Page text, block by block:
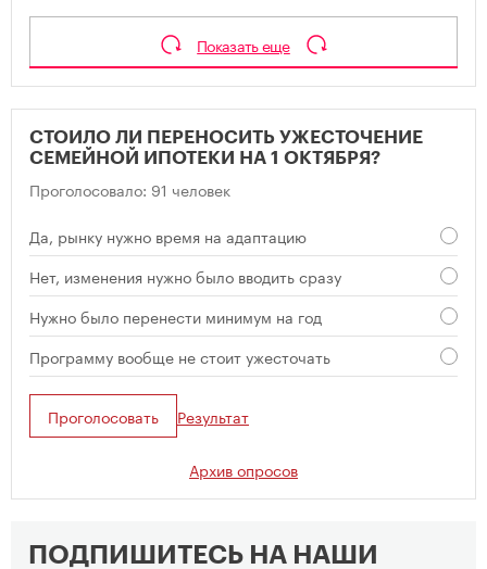
Показать еще
СТОИЛО ЛИ ПЕРЕНОСИТЬ УЖЕСТОЧЕНИЕ
СЕМЕЙНОЙ ИПОТЕКИ НА 1 ОКТЯБРЯ?
Проголосовало: 91 человек
Да, рынку нужно время на адаптацию
Нет, изменения нужно было вводить сразу
Нужно было перенести минимум на год
Программу вообще не стоит ужесточать
Проголосовать Результат
Архив опросов
ПОДПИШИТЕСЬ НА НАШИ